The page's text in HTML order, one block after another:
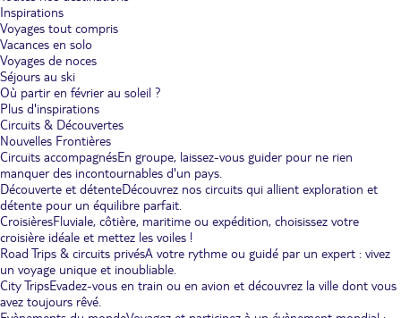
Inspirations
Voyages tout compris
Vacances en solo
Voyages de noces
Séjours au ski
Où partir en février au soleil ?
Plus d'inspirations
Circuits & Découvertes
Nouvelles Frontières
Circuits accompagnésEn groupe, laissez-vous guider pour ne rien
manquer des incontournables d'un pays.
Découverte et détenteDécouvrez nos circuits qui allient exploration et
détente pour un équilibre parfait.
CroisièresFluviale, côtière, maritime ou expédition, choisissez votre
croisière idéale et mettez les voiles !
Road Trips & circuits privésA votre rythme ou guidé par un expert : vivez
un voyage unique et inoubliable.
City TripsEvadez-vous en train ou en avion et découvrez la ville dont vous
avez toujours rêvé.